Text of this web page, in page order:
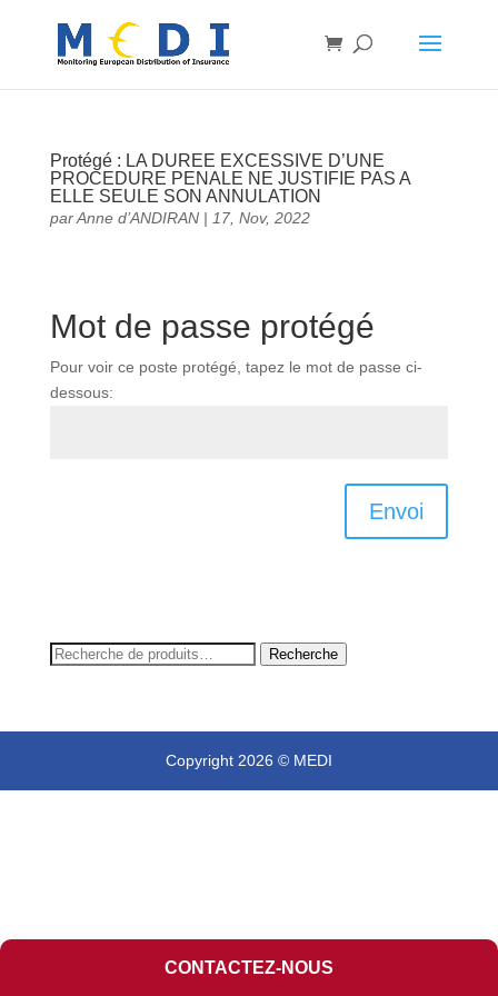
Protégé : LA DUREE EXCESSIVE D’UNE
PROCEDURE PENALE NE JUSTIFIE PAS A
ELLE SEULE SON ANNULATION
parAnne d’ANDIRAN| 17, Nov, 2022
Mot de passe protégé
Pour voir ce poste protégé, tapez le mot de passe ci-
dessous:
Envoi
Recherche
Recherche
Copyright 2026 © MEDI
CONTACTEZ-NOUS